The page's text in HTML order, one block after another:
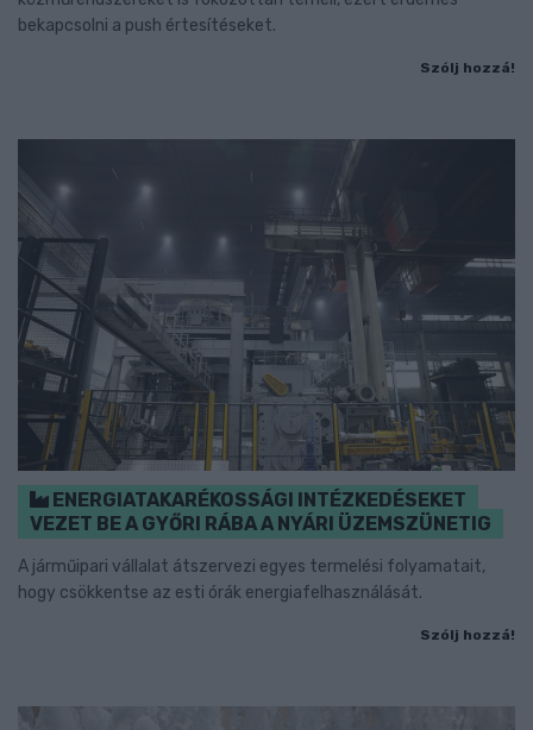
bekapcsolni a push értesítéseket.
Szólj hozzá!
ENERGIATAKARÉKOSSÁGI INTÉZKEDÉSEKET
VEZET BE A GYŐRI RÁBA A NYÁRI ÜZEMSZÜNETIG
A járműipari vállalat átszervezi egyes termelési folyamatait,
hogy csökkentse az esti órák energiafelhasználását.
Szólj hozzá!